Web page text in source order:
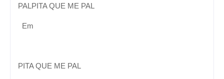
PALPITA QUE ME PAL
Em
PITA QUE ME PAL